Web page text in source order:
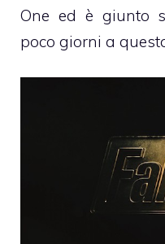
One ed è giunto
poco giorni a